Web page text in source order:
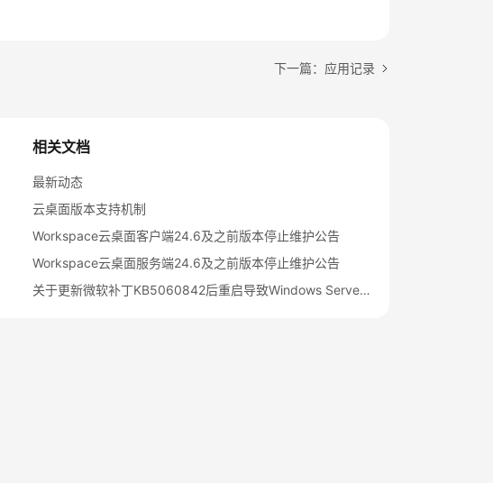
下一篇：应用记录
相关文档
最新动态
云桌面版本支持机制
Workspace云桌面客户端24.6及之前版本停止维护公告
Workspace云桌面服务端24.6及之前版本停止维护公告
关于更新微软补丁KB5060842后重启导致Windows Server 2022发放的桌面无法启动的公告